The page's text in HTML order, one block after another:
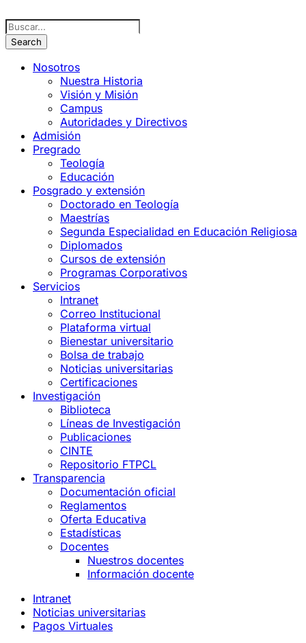
Nosotros
Nuestra Historia
Visión y Misión
Campus
Autoridades y Directivos
Admisión
Pregrado
Teología
Educación
Posgrado y extensión
Doctorado en Teología
Maestrías
Segunda Especialidad en Educación Religiosa
Diplomados
Cursos de extensión
Programas Corporativos
Servicios
Intranet
Correo Institucional
Plataforma virtual
Bienestar universitario
Bolsa de trabajo
Noticias universitarias
Certificaciones
Investigación
Biblioteca
Líneas de Investigación
Publicaciones
CINTE
Repositorio FTPCL
Transparencia
Documentación oficial
Reglamentos
Oferta Educativa
Estadísticas
Docentes
Nuestros docentes
Información docente
Intranet
Noticias universitarias
Pagos Virtuales